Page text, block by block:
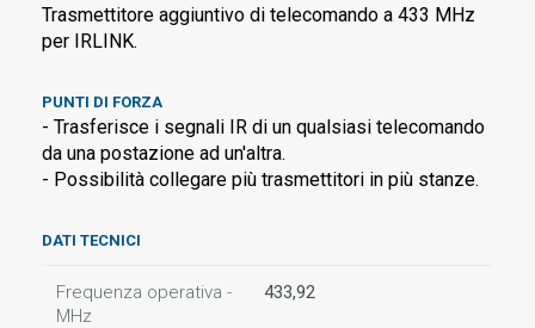
Trasmettitore aggiuntivo di telecomando a 433 MHz
per IRLINK.
PUNTI DI FORZA
- Trasferisce i segnali IR di un qualsiasi telecomando
da una postazione ad un'altra.
- Possibilità collegare più trasmettitori in più stanze.
DATI TECNICI
Frequenza operativa -
MHz
433,92